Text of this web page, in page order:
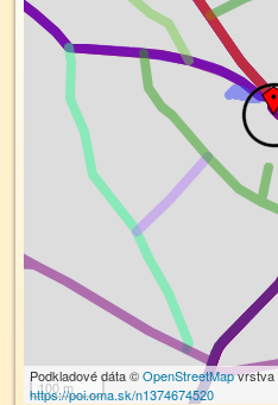
100 m
Podkladové dáta ©OpenStreetMapvrstva
https://poi.oma.sk/n1374674520